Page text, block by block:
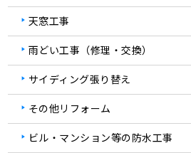
天窓工事
雨どい工事（修理・交換）
サイディング張り替え
その他リフォーム
ビル・マンション等の防水工事